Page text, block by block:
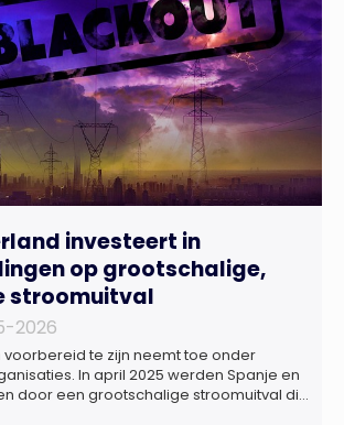
investeert in
op grootschalige,
stroomuitval
2026
voorbereid te zijn neemt toe onder
In april 2025 werden Spanje en
door een grootschalige stroomuitval die